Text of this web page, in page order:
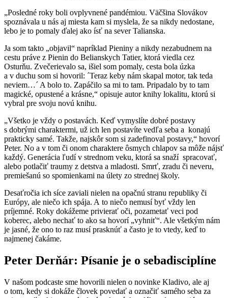
„Posledné roky boli ovplyvnené pandémiou. Väčšina Slovákov
spoznávala u nás aj miesta kam si myslela, že sa nikdy nedostane,
lebo je to pomaly ďalej ako ísť na sever Talianska.
Ja som takto „objavil“ napríklad Pieniny a nikdy nezabudnem na
cestu práve z Pienin do Belianskych Tatier, ktorá viedla cez
Osturňu. Zvečerievalo sa, išiel som pomaly, cesta bola úzka
a v duchu som si hovoril: ´Teraz keby nám skapal motor, tak teda
neviem…´ A bolo to. Zapáčilo sa mi to tam. Pripadalo by to tam
magické, opustené a krásne,“ opisuje autor knihy lokalitu, ktorú si
vybral pre svoju novú knihu.
„Všetko je vždy o postavách. Keď vymyslíte dobré postavy
s dobrými charaktermi, už ich len postavíte vedľa seba a konajú
prakticky samé. Takže, najskôr som si zadefinoval postavy,“ hovorí
Peter. No a v tom či onom charaktere ôsmych chlapov sa môže nájsť
každý. Generácia ľudí v strednom veku, ktorá sa snaží spracovať,
alebo potlačiť traumy z detstva a mladosti. Smrť, zradu či neveru,
premiešanú so spomienkami na úlety zo strednej školy.
Desaťročia ich síce zaviali nielen na opačnú stranu republiky či
Európy, ale niečo ich spája. A to niečo nemusí byť vždy len
príjemné. Roky dokážeme privierať oči, pozametať veci pod
koberec, alebo nechať to ako sa hovorí „vyhniť“. Ale všetkým nám
je jasné, že ono to raz musí prasknúť a často je to vtedy, keď to
najmenej čakáme.
Peter Derňár: Písanie je o sebadisciplíne
V našom podcaste sme hovorili nielen o novinke Kladivo, ale aj
o tom, kedy si dokáže človek povedať a označiť samého seba za